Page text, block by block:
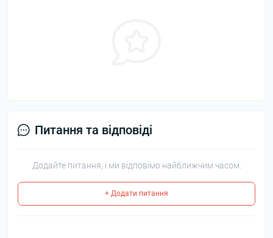
Питання та відповіді
Додайте питання, і ми відповімо найближчим часом.
+ Додати питання